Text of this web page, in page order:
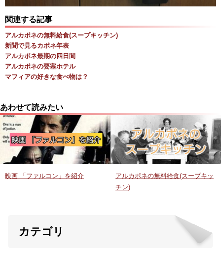
関連する記事
アルカポネの無料給食(スープキッチン)
新聞で見るカポネ年表
アルカポネ最期の四日間
アルカポネの要塞ホテル
マフィアの好きな食べ物は？
あわせて読みたい
映画 「ファルコン」を紹介
アルカポネの無料給食(スープキッ
チン)
カテゴリ